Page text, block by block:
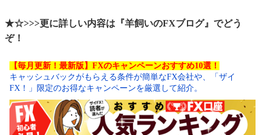
★☆>>>更に詳しい内容は『羊飼いのFXブログ』でどう
ぞ！
【毎月更新！最新版】FXのキャンペーンおすすめ10選！
キャッシュバックがもらえる条件が簡単なFX会社や、「ザイ
FX！」限定のお得なキャンペーンを厳選して紹介。